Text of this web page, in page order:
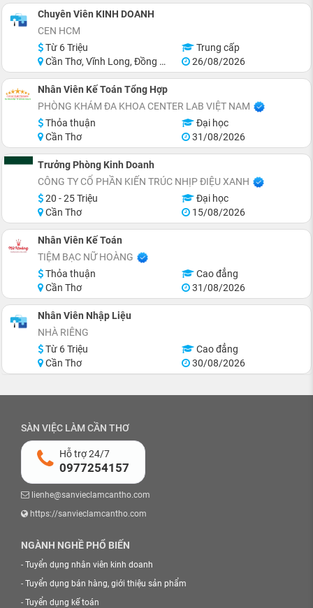
Chuyên Viên KINH DOANH
CEN HCM
Từ 6 Triệu
Trung cấp
Cần Thơ, Vĩnh Long, Đồng Tháp, Hậu Giang, Sóc Trăng, Trà Vinh
26/08/2026
Nhân Viên Kế Toán Tổng Hợp
PHÒNG KHÁM ĐA KHOA CENTER LAB VIỆT NAM
Thỏa thuận
Đại học
Cần Thơ
31/08/2026
Trưởng Phòng Kinh Doanh
CÔNG TY CỔ PHẦN KIẾN TRÚC NHỊP ĐIỆU XANH
20 - 25 Triệu
Đại học
Cần Thơ
15/08/2026
Nhân Viên Kế Toán
TIỆM BẠC NỮ HOÀNG
Thỏa thuận
Cao đẳng
Cần Thơ
31/08/2026
Nhân Viên Nhập Liệu
NHÀ RIÊNG
Từ 6 Triệu
Cao đẳng
Cần Thơ
30/08/2026
SÀN VIỆC LÀM CẦN THƠ
Hỗ trợ 24/7
0977254157
lienhe@sanvieclamcantho.com
https://sanvieclamcantho.com
NGÀNH NGHỀ PHỔ BIẾN
- Tuyển dụng nhân viên kinh doanh
- Tuyển dụng bán hàng, giới thiệu sản phẩm
- Tuyển dụng kế toán